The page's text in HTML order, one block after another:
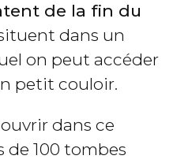
de la fin du
dans un
on peut accéder
petit couloir.
dans ce
de 100 tombes